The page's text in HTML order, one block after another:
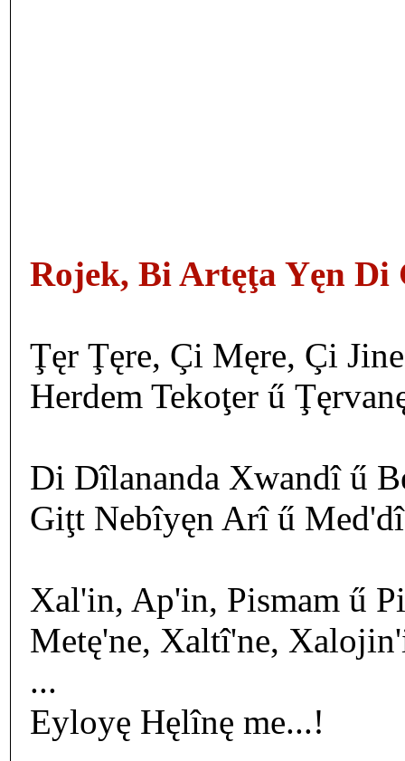
Rojek, Bi Artęţa Yęn Di
Ţęr Ţęre, Çi Męre, Çi
Herdem Tekoţer ű
Di Dîlananda Xwandî ű
Giţt Nebîyęn Arî ű
Xal'in, Ap'in, Pismam ű
Metę'ne, Xaltî'ne,
...
Eyloyę Hęlînę me...!